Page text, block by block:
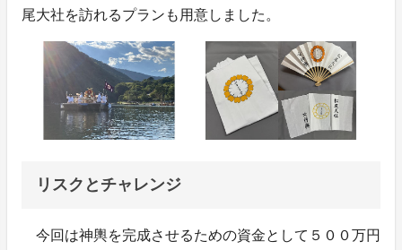
尾大社を訪れるプランも用意しました。
リスクとチャレンジ
今回は神輿を完成させるための資金として５００万円